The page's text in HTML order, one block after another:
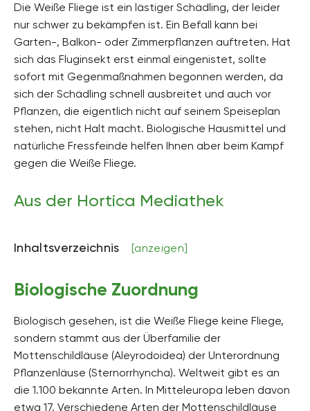
Die Weiße Fliege ist ein lästiger Schädling, der leider
nur schwer zu bekämpfen ist. Ein Befall kann bei
Garten-, Balkon- oder Zimmerpflanzen auftreten. Hat
sich das Fluginsekt erst einmal eingenistet, sollte
sofort mit Gegenmaßnahmen begonnen werden, da
sich der Schädling schnell ausbreitet und auch vor
Pflanzen, die eigentlich nicht auf seinem Speiseplan
stehen, nicht Halt macht. Biologische Hausmittel und
natürliche Fressfeinde helfen Ihnen aber beim Kampf
gegen die Weiße Fliege.
Aus der Hortica Mediathek
Inhaltsverzeichnis [anzeigen]
Biologische Zuordnung
Biologisch gesehen, ist die Weiße Fliege keine Fliege,
sondern stammt aus der Überfamilie der
Mottenschildläuse (Aleyrodoidea) der Unterordnung
Pflanzenläuse (Sternorrhyncha). Weltweit gibt es an
die 1.100 bekannte Arten. In Mitteleuropa leben davon
etwa 17. Verschiedene Arten der Mottenschildläuse